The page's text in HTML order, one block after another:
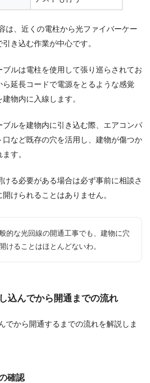
は、 近くの電柱から光ファイバーケー
引き込む作業が中心です。
ブルは電柱を使用して張り巡らされてお
ら延長コードで電源をとるような感覚
物内に入線します。
ブルを建物内に引き込む際、エアコンパ
口など既存の穴を活用し、建物が傷つか
す。
ける必要がある場合は必ず事前に相談さ
けられることはありません。
的な光回線の開通工事でも、建物に穴
けることはほとんどないわ。
込んでから開通までの流れ
でから開通するまでの流れを解説しま
確認